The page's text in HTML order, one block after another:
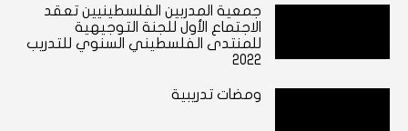
جمعية المدربين الفلسطينيين تعقد
الاجتماع الأول للجنة التوجيهية
للمنتدى الفلسطيني السنوي للتدريب
2022
ومضات تدريبية